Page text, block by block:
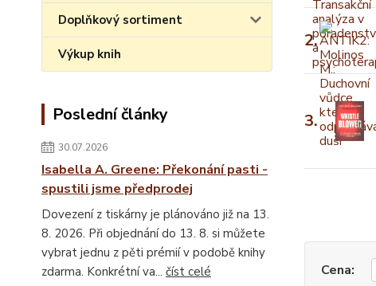
Doplňkový sortiment
Výkup knih
Poslední články
30.07.2026
Isabella A. Greene: Překonání pasti -
spustili jsme předprodej
Dovezení z tiskárny je plánováno již na 13.
8. 2026. Při objednání do 13. 8. si můžete
vybrat jednu z pěti prémií v podobě knihy
zdarma. Konkrétní va... číst celé
2.
3.
Cena: